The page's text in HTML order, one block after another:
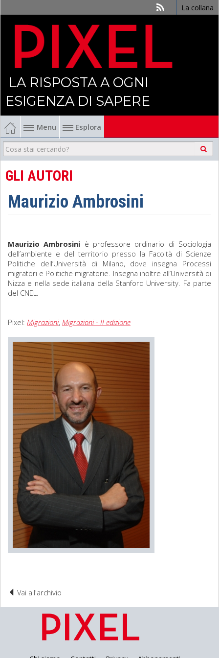
La collana
LA RISPOSTA A OGNI
ESIGENZA DI SAPERE
Menu Esplora
Economia
Management
Finanza
Filosofia
Storia
Diritto
GLI AUTORI
Maurizio Ambrosini
Maurizio Ambrosini è professore ordinario di Sociologia
dell’ambiente e del territorio presso la Facoltà di Scienze
Politiche dell’Università di Milano, dove insegna Processi
migratori e Politiche migratorie. Insegna inoltre all’Università di
Nizza e nella sede italiana della Stanford University. Fa parte
del CNEL.
Pixel: Migrazioni, Migrazioni - II edizione
Vai all'archivio